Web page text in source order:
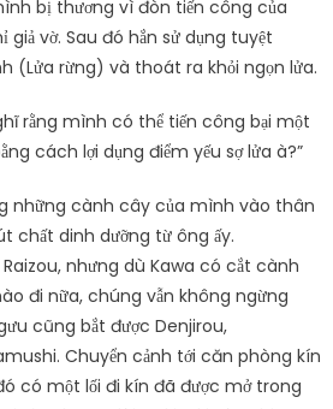
bị thương vì đòn tiến công của
giả vờ. Sau đó hắn sử dụng tuyệt
(Lửa rừng) và thoát ra khỏi ngọn lửa.
rằng mình có thể tiến công bại một
cách lợi dụng điểm yếu sợ lửa à?”
những cành cây của mình vào thân
chất dinh dưỡng từ ông ấy.
nhưng dù Kawa có cắt cành
đi nữa, chúng vẫn không ngừng
cũng bắt được Denjirou,
Chuyển cảnh tới căn phòng kín
có một lối đi kín đã được mở trong